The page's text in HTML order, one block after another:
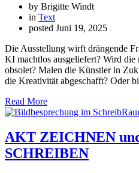
by Brigitte Windt
in Text
posted Juni 19, 2025
Die Ausstellung wirft drängende
KI machtlos ausgeliefert? Wird die
obsolet? Malen die Künstler in
die Kreativität abgeschafft? Oder
Read More
AKT ZEICHNEN
SCHREIBEN